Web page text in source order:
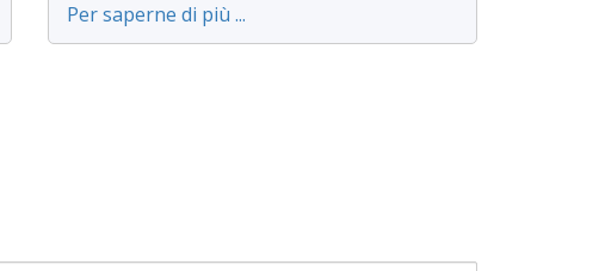
Per saperne di più ...